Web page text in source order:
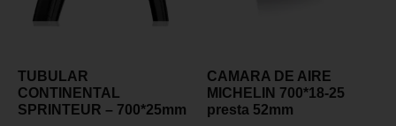
TUBULAR
CONTINENTAL
SPRINTEUR – 700*25mm
CAMARA DE AIRE
MICHELIN 700*18-25
presta 52mm